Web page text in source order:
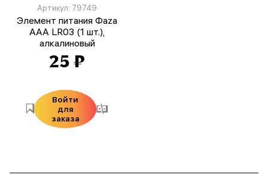
Артикул: 79749
Элемент питания Фаza
AAA LR03 (1 шт.),
алкалиновый
25 ₽
Войти
для
заказа